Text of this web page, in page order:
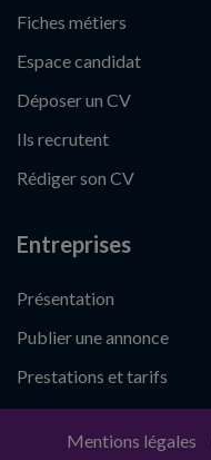
Fiches métiers
Espace candidat
Déposer un CV
Ils recrutent
Rédiger son CV
Entreprises
Présentation
Publier une annonce
Prestations et tarifs
Mentions légales